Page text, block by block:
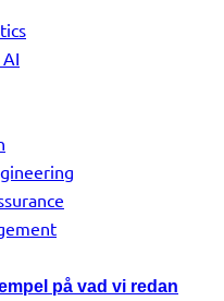
på vad vi redan